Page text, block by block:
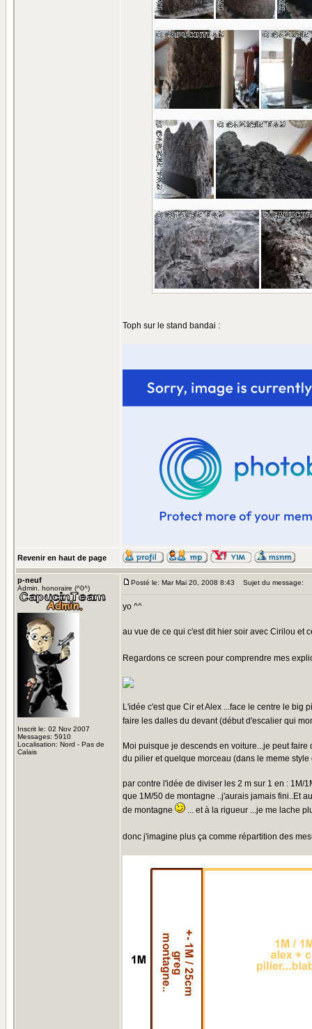
Toph sur le stand bandai :
Revenir en haut de page
p-neuf
Admin. honoraire (^0^)
Inscrit le: 02 Nov 2007
Messages: 5910
Localisation: Nord - Pas de
Calais
Posté le: Mar Mai 20, 2008 8:43 Sujet du message:
yo ^^
au vue de ce qui c'est dit hier soir avec Cirilou et
Regardons ce screen pour comprendre mes
L'idée c'est que Cir et Alex ...face le centre le big
faire les dalles du devant (début d'escalier qui
Moi puisque je descends en voiture...je peut
du pilier et quelque morceau (dans le meme
par contre l'idée de diviser les 2 m sur 1 en : 1M/
que 1M/50 de montagne ..j'aurais jamais fini..Et
de montagne
... et à la rigueur ...je me lache
donc j'imagine plus ça comme répartition des